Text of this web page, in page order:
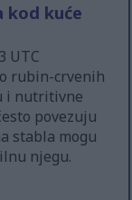
kod kuće
UTC
rubin-crvenih
i nutritivne
povezuju
stabla mogu
njegu.